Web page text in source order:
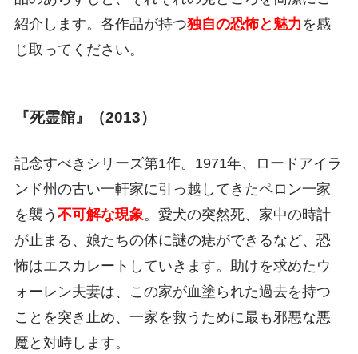
紹介します。各作品が持つ独自の恐怖と魅力 を感
じ取ってください。
『死霊館』（2013）
記念すべきシリーズ第1作。1971年、ロードアイラ
ンド州の古い一軒家に引っ越してきたペロン一家
を襲う 不可解な現象。愛犬の突然死、家中の時計
が止まる、娘たちの体に謎の痣ができるなど、恐
怖はエスカレートしていきます。助けを求めたウ
ォーレン夫妻は、この家が血塗られた過去を持つ
ことを突き止め、一家を救うために最も邪悪な悪
魔と対峙します。